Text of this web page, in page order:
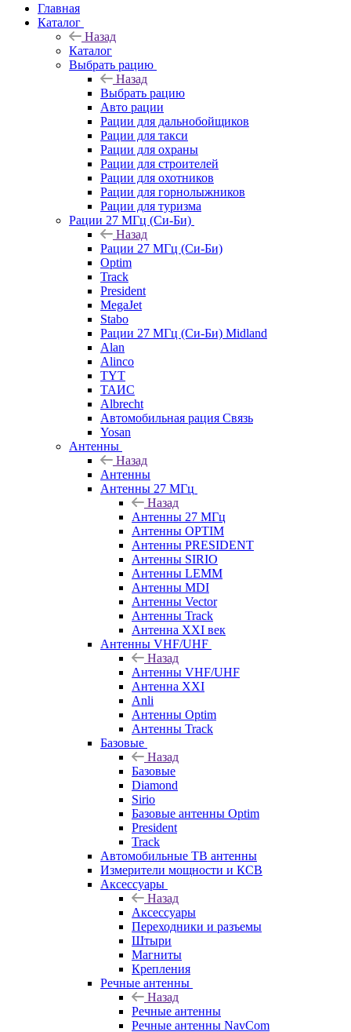
Главная
Каталог
Назад
Каталог
Выбрать рацию
Назад
Выбрать рацию
Авто рации
Рации для дальнобойщиков
Рации для такси
Рации для охраны
Рации для строителей
Рации для охотников
Рации для горнолыжников
Рации для туризма
Рации 27 МГц (Си-Би)
Назад
Рации 27 МГц (Си-Би)
Optim
Track
President
MegaJet
Stabo
Рации 27 МГц (Си-Би) Midland
Alan
Alinco
TYT
ТАИС
Albrecht
Автомобильная рация Связь
Yosan
Антенны
Назад
Антенны
Антенны 27 МГц
Назад
Антенны 27 МГц
Антенны OPTIM
Антенны PRESIDENT
Антенны SIRIO
Антенны LEMM
Антенны MDI
Антенны Vector
Антенны Track
Антенна XXI век
Антенны VHF/UHF
Назад
Антенны VHF/UHF
Антенна XXI
Anli
Антенны Optim
Антенны Track
Базовые
Назад
Базовые
Diamond
Sirio
Базовые антенны Optim
President
Track
Автомобильные ТВ антенны
Измерители мощности и КСВ
Аксессуары
Назад
Аксессуары
Переходники и разъемы
Штыри
Магниты
Крепления
Речные антенны
Назад
Речные антенны
Речные антенны NavCom